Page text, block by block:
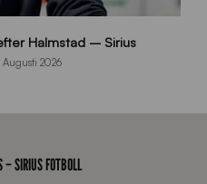
Halmstad – Sirius
2026
– SIRIUS FOTBOLL